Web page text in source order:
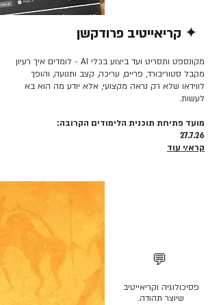
✦ קריאייטיב פרודקשן
מקונספט ותסריט ועד ביצוע בכלי AI - לומדים איך רעיון
מקבל סטוריבורד, פריים, עריכה, קצב ותנועה, והופך
לווידאו שלא רק נראה מקצועי, אלא יודע מה הוא בא
לעשות.
מועד פתיחת תוכנית הלימודים הקרובה:
27.7.26
קרא/י עוד
💬
פסיכולוגיה וקריאייטיב
שיוצר תהודה.